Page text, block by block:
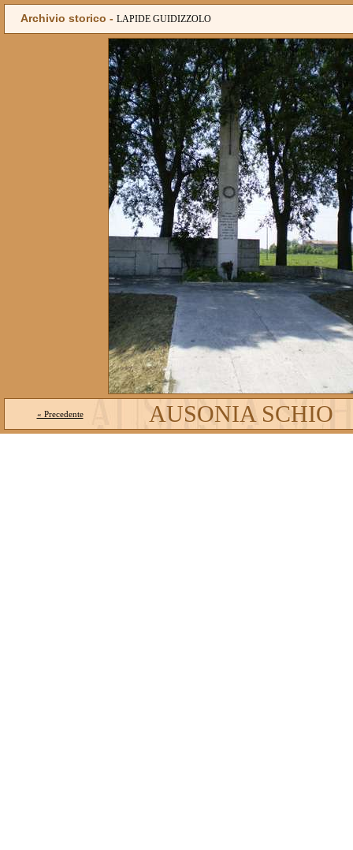
Archivio storico - LAPIDE GUIDIZZOLO
« Precedente AUSONIA SCHIO